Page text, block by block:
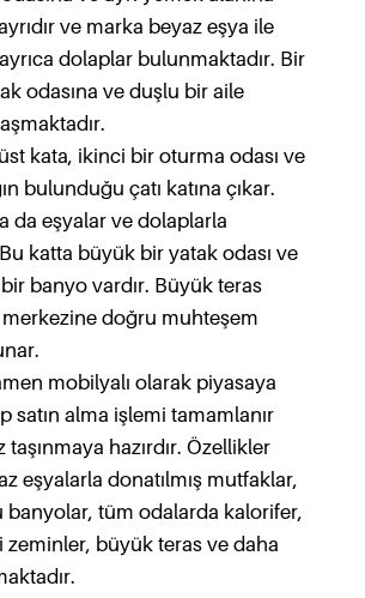
ve marka beyaz eşya ile
ayrıca dolaplar bulunmaktadır. Bir
odasına ve duşlu bir aile
kata, ikinci bir oturma odası ve
bulunduğu çatı katına çıkar.
da eşyalar ve dolaplarla
Bu katta büyük bir yatak odası ve
banyo vardır. Büyük teras
doğru muhteşem
mobilyalı olarak piyasaya
satın alma işlemi tamamlanır
hazırdır. Özellikler
eşyalarla donatılmış mutfaklar,
banyolar, tüm odalarda kalorifer,
zeminler, büyük teras ve daha